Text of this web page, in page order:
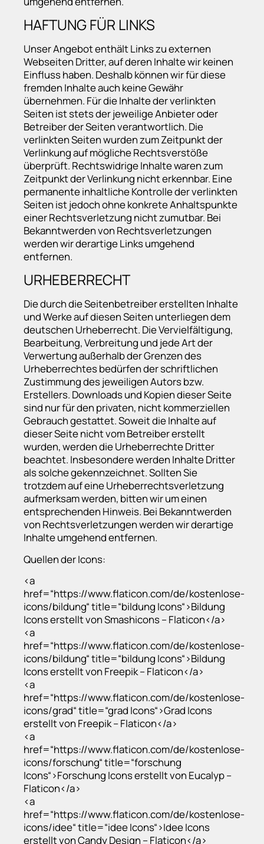
HAFTUNG FÜR LINKS
Unser Angebot enthält Links zu externen
Webseiten Dritter, auf deren Inhalte wir keinen
Einfluss haben. Deshalb können wir für diese
fremden Inhalte auch keine Gewähr
übernehmen. Für die Inhalte der verlinkten
Seiten ist stets der jeweilige Anbieter oder
Betreiber der Seiten verantwortlich. Die
verlinkten Seiten wurden zum Zeitpunkt der
Verlinkung auf mögliche Rechtsverstöße
überprüft. Rechtswidrige Inhalte waren zum
Zeitpunkt der Verlinkung nicht erkennbar. Eine
permanente inhaltliche Kontrolle der verlinkten
Seiten ist jedoch ohne konkrete Anhaltspunkte
einer Rechtsverletzung nicht zumutbar. Bei
Bekanntwerden von Rechtsverletzungen
werden wir derartige Links umgehend
entfernen.
URHEBERRECHT
Die durch die Seitenbetreiber erstellten Inhalte
und Werke auf diesen Seiten unterliegen dem
deutschen Urheberrecht. Die Vervielfältigung,
Bearbeitung, Verbreitung und jede Art der
Verwertung außerhalb der Grenzen des
Urheberrechtes bedürfen der schriftlichen
Zustimmung des jeweiligen Autors bzw.
Erstellers. Downloads und Kopien dieser Seite
sind nur für den privaten, nicht kommerziellen
Gebrauch gestattet. Soweit die Inhalte auf
dieser Seite nicht vom Betreiber erstellt
wurden, werden die Urheberrechte Dritter
beachtet. Insbesondere werden Inhalte Dritter
als solche gekennzeichnet. Sollten Sie
trotzdem auf eine Urheberrechtsverletzung
aufmerksam werden, bitten wir um einen
entsprechenden Hinweis. Bei Bekanntwerden
von Rechtsverletzungen werden wir derartige
Inhalte umgehend entfernen.
Quellen derIcons:
<a
href=“https://www.flaticon.com/de/kostenlose-
icons/bildung“ title=“bildung Icons“>Bildung
Icons erstellt von Smashicons – Flaticon</a>
<a
href=“https://www.flaticon.com/de/kostenlose-
icons/bildung“ title=“bildung Icons“>Bildung
Icons erstellt von Freepik – Flaticon</a>
<a
href=“https://www.flaticon.com/de/kostenlose-
icons/grad“ title=“grad Icons“>Grad Icons
erstellt von Freepik – Flaticon</a>
<a
href=“https://www.flaticon.com/de/kostenlose-
icons/forschung“ title=“forschung
Icons“>Forschung Icons erstellt von Eucalyp –
Flaticon</a>
<a
href=“https://www.flaticon.com/de/kostenlose-
icons/idee“ title=“idee Icons“>Idee Icons
erstellt von Candy Design – Flaticon</a>